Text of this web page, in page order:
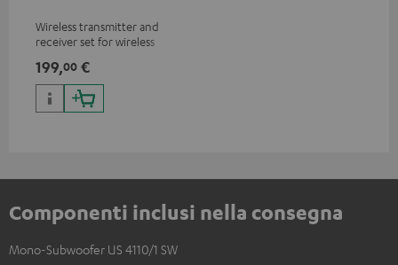
Wireless transmitter and
receiver set for wireless
199,00 €
Componenti inclusi nella consegna
Mono-Subwoofer US 4110/1 SW